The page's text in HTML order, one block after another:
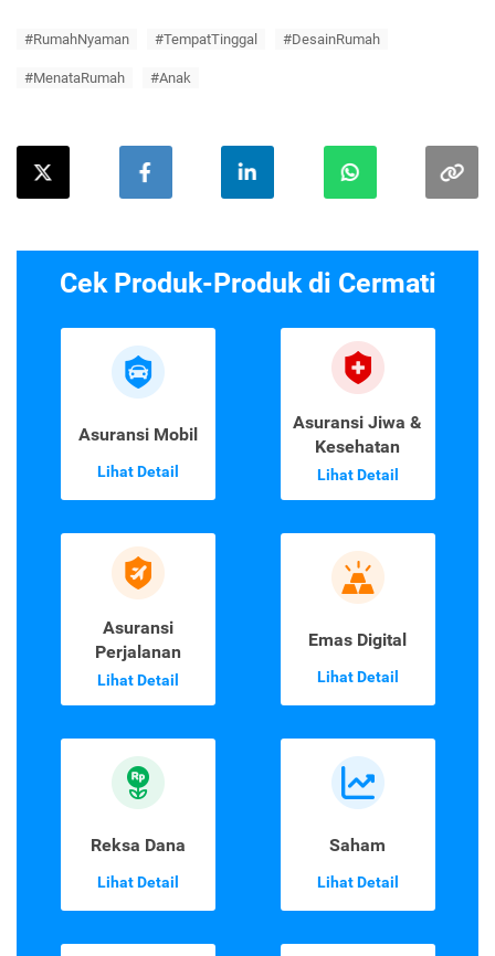
#RumahNyaman #TempatTinggal #DesainRumah
#MenataRumah #Anak
Cek Produk-Produk di Cermati
Asuransi Mobil
Lihat Detail
Asuransi Jiwa &
Kesehatan
Lihat Detail
Asuransi
Perjalanan
Lihat Detail
Emas Digital
Lihat Detail
Reksa Dana
Lihat Detail
Saham
Lihat Detail